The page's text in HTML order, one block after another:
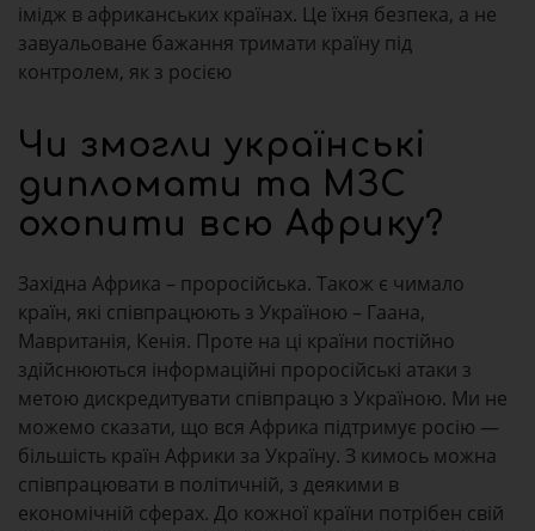
імідж в африканських країнах. Це їхня безпека, а не
завуальоване бажання тримати країну під
контролем, як з росією
Чи змогли українські
дипломати та МЗС
охопити всю Африку?
Західна Африка – проросійська. Також є чимало
країн, які співпрацюють з Україною – Гаана,
Мавританія, Кенія. Проте на ці країни постійно
здійснюються інформаційні проросійські атаки з
метою дискредитувати співпрацю з Україною. Ми не
можемо сказати, що вся Африка підтримує росію —
більшість країн Африки за Україну. З кимось можна
співпрацювати в політичній, з деякими в
економічній сферах. До кожної країни потрібен свій